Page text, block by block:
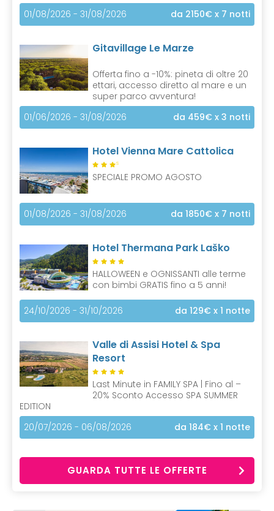
01/08/2026 - 31/08/2026 da 2150€ x 7 notti
Gitavillage Le Marze
Offerta fino a -10%: pineta di oltre 20
ettari, accesso diretto al mare e un
super parco avventura!
01/06/2026 - 31/08/2026
da 459€ x 3 notti
Hotel Vienna Mare Cattolica
S
SPECIALE PROMO AGOSTO
01/08/2026 - 31/08/2026 da 1850€ x 7 notti
Hotel Thermana Park Laško
HALLOWEEN e OGNISSANTI alle terme
con bimbi GRATIS fino a 5 anni!
24/10/2026 - 31/10/2026 da 129€ x 1 notte
Valle di Assisi Hotel & Spa
Resort
Last Minute in FAMILY SPA | Fino al –
20% Sconto Accesso SPA SUMMER
EDITION
20/07/2026 - 06/08/2026
da 184€ x 1 notte
GUARDA TUTTE LE OFFERTE